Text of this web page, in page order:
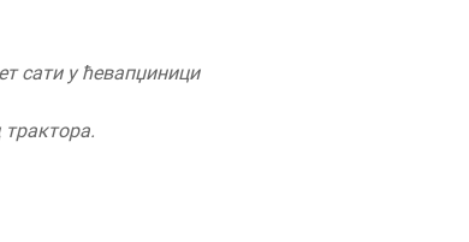
сати у ћевапџиници